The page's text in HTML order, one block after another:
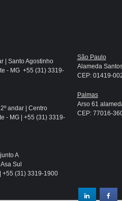
| Santo Agostinho
- MG +55 (31) 3319-
andar | Centro
- MG | +55 (31) 3319-
A
Sul
+55 (31) 3319-1900
São Paulo
Alameda
CEP: 01419-
Palmas
Arso 61
CEP: 77016-
.